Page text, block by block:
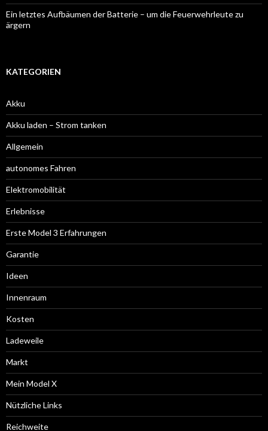
Ein letztes Aufbäumen der Batterie – um die Feuerwehrleute zu
ärgern
KATEGORIEN
Akku
Akku laden – Strom tanken
Allgemein
autonomes Fahren
Elektromobilität
Erlebnisse
Erste Model 3 Erfahrungen
Garantie
Ideen
Innenraum
Kosten
Ladeweile
Markt
Mein Model X
Nützliche Links
Reichweite